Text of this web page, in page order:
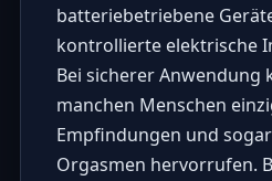
batteriebetriebene
kontrollierte elektrische
Bei sicherer Anwendung
manchen Menschen
Empfindungen und
Orgasmen hervorrufen.